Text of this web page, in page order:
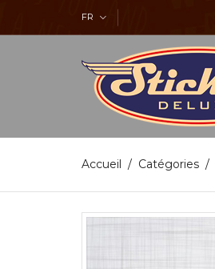
FR
Accueil Catégories